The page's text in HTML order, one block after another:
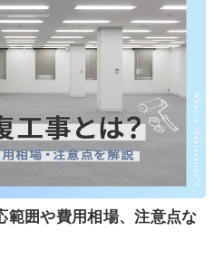
範囲や費用相場、注意点な